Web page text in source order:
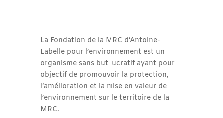
La Fondation de la MRC d’Antoine-
Labelle pour l’environnement est un
organisme sans but lucratif ayant pour
objectif de promouvoir la protection,
l’amélioration et la mise en valeur de
l’environnement sur le territoire de la
MRC.